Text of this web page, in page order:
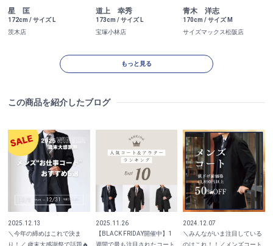
星 匡
172cm / サイズ L
茨木店
道上 幸秀
173cm / サイズ L
宝塚小林店
青木 洋志
170cm / サイズ M
サイズマックス松阪店
もっと見る
この商品を紹介したブログ
2025.12.13
＼今年の締めはこれで決ま
り！／ 歳末大感謝祭で話題🔥
2025.11.26
【BLACK FRIDAY開催中】1
週間で最も注目されたコート
2024.12.07
＼みんながいま注目している
のはこれ！！／メンズコート